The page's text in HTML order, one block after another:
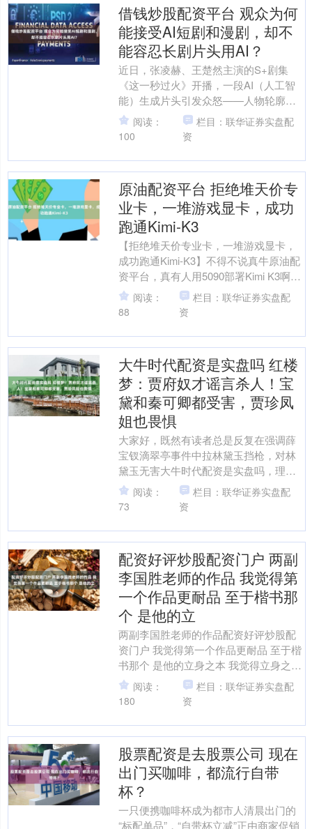
借钱炒股配资平台 观众为何
能接受AI短剧和漫剧，却不
能容忍长剧片头用AI？
近日，张凌赫、王楚然主演的S+剧集
《这一秒过火》开播，一段AI（人工智
能）生成片头引发众怒——人物轮廓僵
硬、光影充满“塑料感”、转场像PPT（演
示文稿软件）动画....
阅读：
100
栏目：联华证券实盘配
资
原油配资平台 拒绝堆天价专
业卡，一堆游戏显卡，成功
跑通Kimi‑K3
【拒绝堆天价专业卡，一堆游戏显卡，
成功跑通Kimi‑K3】不得不说真牛原油配
资平台，真有人用5090部署Kimi K3啊，
80张！Kimi K3这不是开源了嘛，....
阅读：
88
栏目：联华证券实盘配
资
大牛时代配资是实盘吗 红楼
梦：贾府奴才谣言杀人！宝
黛和秦可卿都受害，贾珍凤
姐也畏惧
大家好，既然有读者总是反复在强调薛
宝钗滴翠亭事件中拉林黛玉挡枪，对林
黛玉无害大牛时代配资是实盘吗，理由
是：小红一个奴婢丫鬟就算传播几句闲
话，也没人当回事，对林黛....
阅读：
73
栏目：联华证券实盘配
资
配资好评炒股配资门户 两副
李国胜老师的作品 我觉得第
一个作品更耐品 至于楷书那
个 是他的立
两副李国胜老师的作品配资好评炒股配
资门户 我觉得第一个作品更耐品 至于楷
书那个 是他的立身之本 我觉得立身之本
动作太小了 还在一眼颜真卿上 作为沈门
七子之一 即....
阅读：
180
栏目：联华证券实盘配
资
股票配资是去股票公司 现在
出门买咖啡，都流行自带
杯？
一只便携咖啡杯成为都市人清晨出门的
“标配单品”，“自带杯立减”正由商家促销